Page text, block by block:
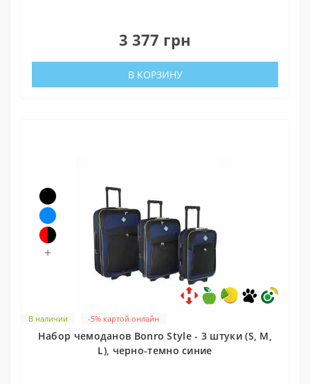
3 377 грн
В КОРЗИНУ
В наличии
+
-5% картой онлайн
Набор чемоданов Bonro Style - 3 штуки (S, M,
L), черно-темно синие